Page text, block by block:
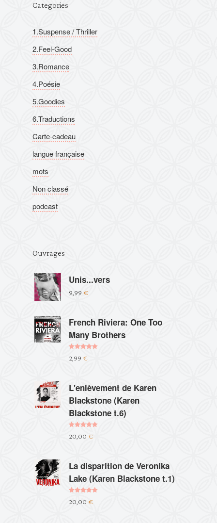
Categories
1.Suspense / Thriller
2.Feel-Good
3.Romance
4.Poésie
5.Goodies
6.Traductions
Carte-cadeau
langue française
mots
Non classé
podcast
Ouvrages
Unis...vers
9,99 €
French Riviera: One Too
Many Brothers
sur 5
2,99 €
L'enlèvement de Karen
Blackstone (Karen
Blackstone t.6)
sur 5
20,00 €
La disparition de Veronika
Lake (Karen Blackstone t.1)
sur 5
20,00 €